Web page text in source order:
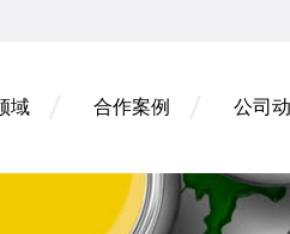
域 合作案例 公司